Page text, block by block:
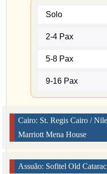
Solo
2-4 Pax
5-8 Pax
9-16 Pax
Cairo: St. Regis Cairo /
Marriott Mena House
Assuão: Sofitel Old